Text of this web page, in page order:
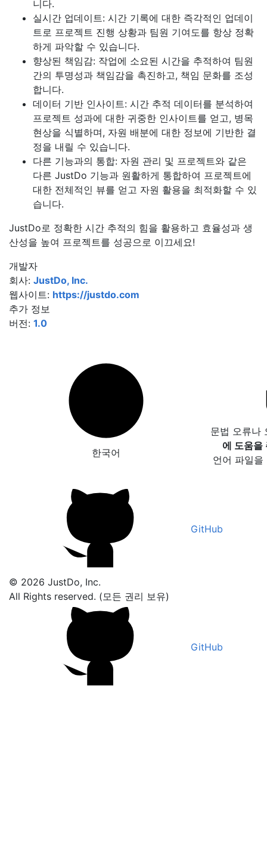
니다.
실시간 업데이트: 시간 기록에 대한 즉각적인 업데이
트로 프로젝트 진행 상황과 팀원 기여도를 항상 정확
하게 파악할 수 있습니다.
향상된 책임감: 작업에 소요된 시간을 추적하여 팀원
간의 투명성과 책임감을 촉진하고, 책임 문화를 조성
합니다.
데이터 기반 인사이트: 시간 추적 데이터를 분석하여
프로젝트 성과에 대한 귀중한 인사이트를 얻고, 병목
현상을 식별하며, 자원 배분에 대한 정보에 기반한 결
정을 내릴 수 있습니다.
다른 기능과의 통합: 자원 관리 및 프로젝트와 같은
다른 JustDo 기능과 원활하게 통합하여 프로젝트에
대한 전체적인 뷰를 얻고 자원 활용을 최적화할 수 있
습니다.
JustDo로 정확한 시간 추적의 힘을 활용하고 효율성과 생
산성을 높여 프로젝트를 성공으로 이끄세요!
개발자
회사: JustDo, Inc.
웹사이트: https://justdo.com
추가 정보
버전: 1.0
한국어
문법 오류나
에 도움을
언어 파일을
GitHub
© 2026 JustDo, Inc.
All Rights reserved. (모든 권리 보유)
GitHub